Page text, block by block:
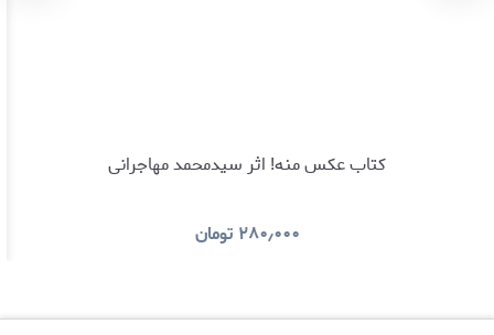
کتاب عکس منه! اثر سیدمحمد مهاجرانی
۲۸۰٫۰۰۰ تومان